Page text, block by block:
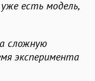
есть модель,
сложную
эксперимента